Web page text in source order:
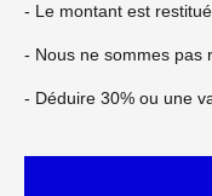
- Le montant est
- Nous ne sommes pas
- Déduire 30% ou une